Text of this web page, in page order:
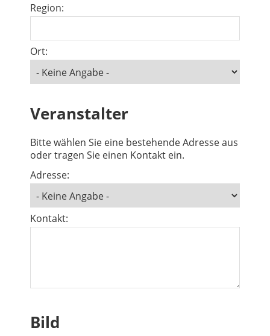
Region:
Ort:
Veranstalter
Bitte wählen Sie eine bestehende Adresse aus
oder tragen Sie einen Kontakt ein.
Adresse:
Kontakt:
Bild